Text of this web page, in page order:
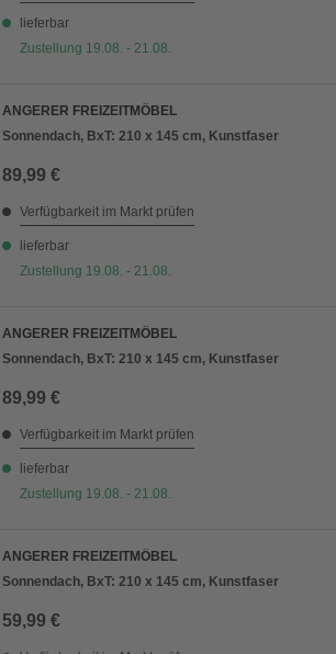
lieferbar
Zustellung 19.08. - 21.08.
ANGERER FREIZEITMÖBEL
Sonnendach, BxT: 210 x 145 cm, Kunstfaser
89,99 €
Verfügbarkeit im Markt prüfen
lieferbar
Zustellung 19.08. - 21.08.
ANGERER FREIZEITMÖBEL
Sonnendach, BxT: 210 x 145 cm, Kunstfaser
89,99 €
Verfügbarkeit im Markt prüfen
lieferbar
Zustellung 19.08. - 21.08.
ANGERER FREIZEITMÖBEL
Sonnendach, BxT: 210 x 145 cm, Kunstfaser
59,99 €